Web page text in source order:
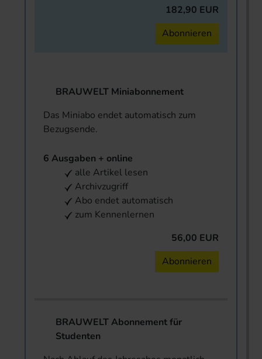
182,90 EUR
Abonnieren
BRAUWELT Miniabonnement
Das Miniabo endet automatisch zum
Bezugsende.
6 Ausgaben + online
alle Artikel lesen
Archivzugriff
Abo endet automatisch
zum Kennenlernen
56,00 EUR
Abonnieren
BRAUWELT Abonnement für
Studenten